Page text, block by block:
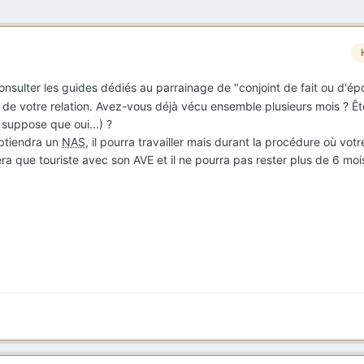
les guides dédiés au parrainage de "conjoint de fait ou
votre relation. Avez-vous déjà vécu ensemble plusieurs mois ?
que oui...) ?
un NAS, il pourra travailler mais durant la procédure où
que touriste avec son AVE et il ne pourra pas rester plus de 6